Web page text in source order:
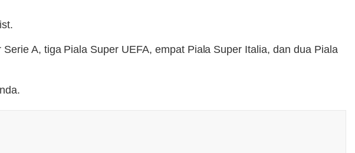
A, tiga Piala Super UEFA, empat Piala Super Italia, dan dua Piala